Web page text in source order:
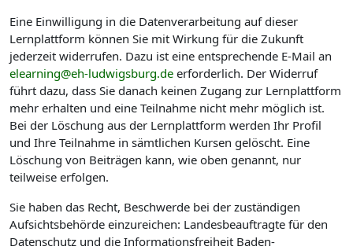
Eine Einwilligung in die Datenverarbeitung auf dieser
Lernplattform können Sie mit Wirkung für die Zukunft
jederzeit widerrufen. Dazu ist eine entsprechende E-Mail an
elearning@eh-ludwigsburg.de erforderlich. Der Widerruf
führt dazu, dass Sie danach keinen Zugang zur Lernplattform
mehr erhalten und eine Teilnahme nicht mehr möglich ist.
Bei der Löschung aus der Lernplattform werden Ihr Profil
und Ihre Teilnahme in sämtlichen Kursen gelöscht. Eine
Löschung von Beiträgen kann, wie oben genannt, nur
teilweise erfolgen.
Sie haben das Recht, Beschwerde bei der zuständigen
Aufsichtsbehörde einzureichen: Landesbeauftragte für den
Datenschutz und die Informationsfreiheit Baden-